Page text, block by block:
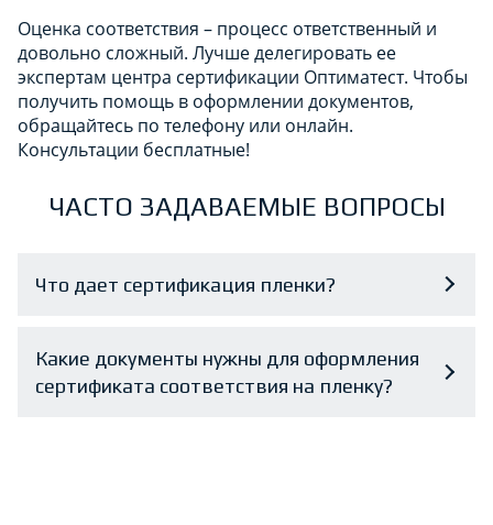
Оценка соответствия – процесс ответственный и
довольно сложный. Лучше делегировать ее
экспертам центра сертификации Оптиматест. Чтобы
получить помощь в оформлении документов,
обращайтесь по телефону или онлайн.
Консультации бесплатные!
ЧАСТО ЗАДАВАЕМЫЕ ВОПРОСЫ
Что дает сертификация пленки?
Какие документы нужны для оформления
сертификата соответствия на пленку?